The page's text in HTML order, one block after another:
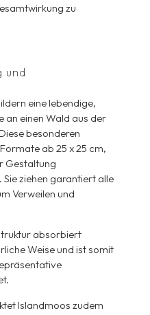
zu
und
eine lebendige,
an einen Wald aus der
besonderen
ab 25 x 25 cm,
Gestaltung
ziehen garantiert alle
Verweilen und
absorbiert
Weise und ist somit
Islandmoos zudem